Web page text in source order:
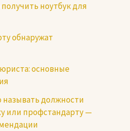
ноутбук для
обнаружат
основные
называть должности
или профстандарту —